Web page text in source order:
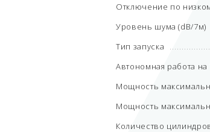
Отключение по
Уровень шума (dB/7м)
Тип запуска
Автономная работа на
Мощность
Мощность
Количество